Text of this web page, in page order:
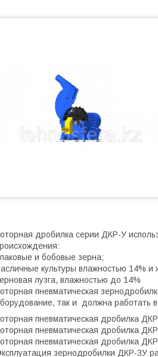
дробилка серии ДКР-У
и бобовые зерна;
культуры влажностью 14%
лузга, влажностью до 14%
пневматическая
так и должна работать
пневматическая дробилка
пневматическая дробилка
пневматическая дробилка
зернодробилки ДКР-3У